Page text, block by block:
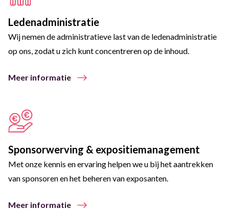
Ledenadministratie
Wij nemen de administratieve last van de ledenadministratie
op ons, zodat u zich kunt concentreren op de inhoud.
Meer informatie
Sponsorwerving & expositiemanagement
Met onze kennis en ervaring helpen we u bij het aantrekken
van sponsoren en het beheren van exposanten.
Meer informatie